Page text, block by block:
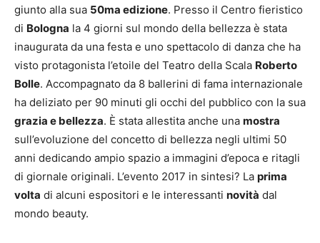
giunto alla sua 50ma edizione. Presso il Centro fieristico
di Bologna la 4 giorni sul mondo della bellezza è stata
inaugurata da una festa e uno spettacolo di danza che ha
visto protagonista l’etoile del Teatro della Scala Roberto
Bolle. Accompagnato da 8 ballerini di fama internazionale
ha deliziato per 90 minuti gli occhi del pubblico con la sua
grazia e bellezza. È stata allestita anche una mostra
sull’evoluzione del concetto di bellezza negli ultimi 50
anni dedicando ampio spazio a immagini d’epoca e ritagli
di giornale originali. L’evento 2017 in sintesi? La prima
volta di alcuni espositori e le interessanti novità dal
mondo beauty.